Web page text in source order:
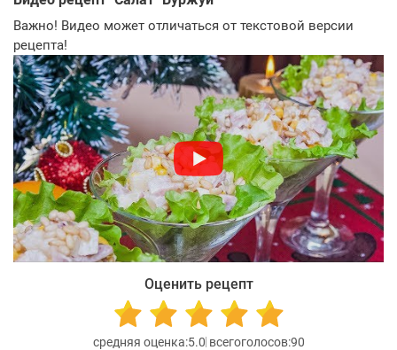
Важно! Видео может отличаться от текстовой версии
рецепта!
Оценить рецепт
5.0 90